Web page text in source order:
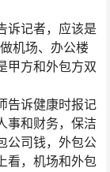
诉记者，应该是
机场、办公楼
甲方和外包方双
告诉健康时报记
事和财务，保洁
公司钱，外包公
看，机场和外包